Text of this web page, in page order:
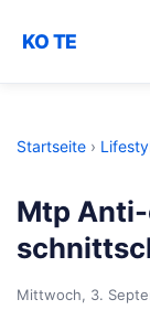
KO TE
Startseite ›
Mtp
Mittwoch, 3.